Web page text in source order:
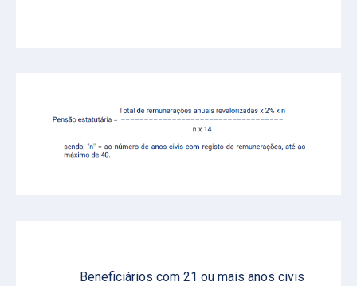
Beneficiários com 21 ou mais anos civis